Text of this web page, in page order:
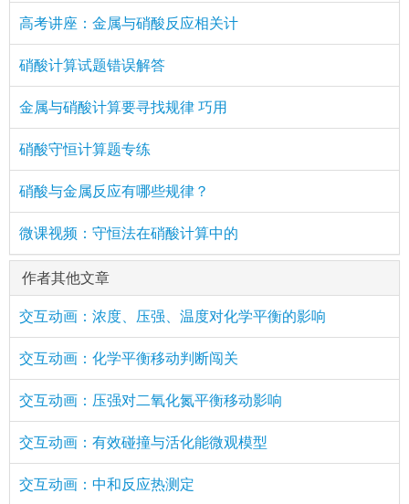
高考讲座：金属与硝酸反应相关计
硝酸计算试题错误解答
金属与硝酸计算要寻找规律 巧用
硝酸守恒计算题专练
硝酸与金属反应有哪些规律？
微课视频：守恒法在硝酸计算中的
作者其他文章
交互动画：浓度、压强、温度对化学平衡的影响
交互动画：化学平衡移动判断闯关
交互动画：压强对二氧化氮平衡移动影响
交互动画：有效碰撞与活化能微观模型
交互动画：中和反应热测定